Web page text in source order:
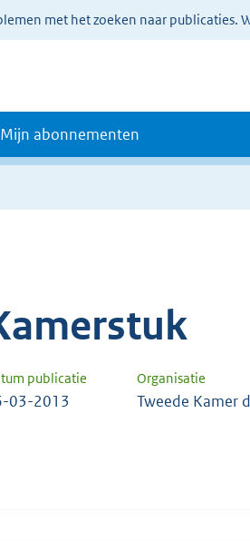
met het zoeken naar publicaties.
Mijn abonnementen
publicatie Organisatie
03-2013 Tweede Kamer